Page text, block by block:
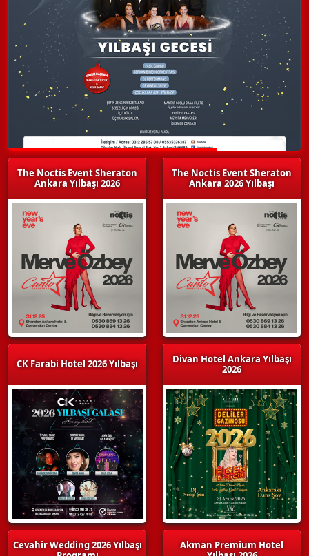
The Noctis Event Sheraton
Ankara Yılbaşı 2026
CK Farabi Hotel 2026 Yılbaşı
Cevahir Wedding 2026 Yılbaşı
The Noctis Event Sheraton
Ankara 2026 Yılbaşı
Divan Hotel Ankara Yılbaşı
2026
Akman Premium Hotel